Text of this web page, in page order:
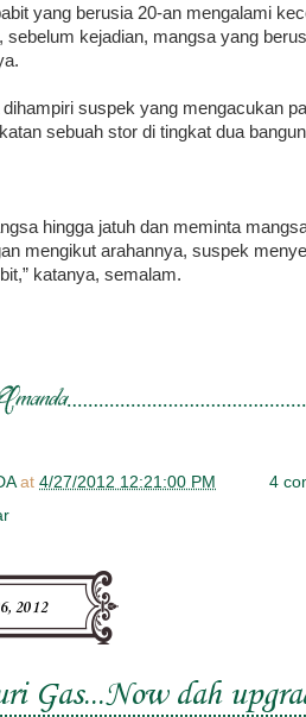
yang berusia 20-an mengalami
sebelum kejadian, mangsa yang
suspek yang mengacukan
sebuah stor di tingkat dua
hingga jatuh dan meminta
mengikut arahannya, suspek
katanya, semalam.
at 4/27/2012 12:21:00 PM
4
2012
Gas...Now dah